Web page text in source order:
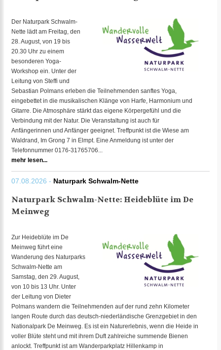
Der Naturpark Schwalm-
Nette lädt am Freitag, den
28. August, von 19 bis
20.30 Uhr zu einem
besonderen Yoga-
Workshop ein. Unter der
Leitung von Steffi und
Sebastian Polmans erleben die Teilnehmenden sanftes Yoga,
eingebettet in die musikalischen Klänge von Harfe, Harmonium und
Gitarre. Die Atmosphäre stärkt das eigene Körpergefühl und die
Verbindung mit der Natur. Die Veranstaltung ist auch für
Anfängerinnen und Anfänger geeignet. Treffpunkt ist die Wiese am
Waldrand, Im Grong 7 in Elmpt. Eine Anmeldung ist unter der
Telefonnummer 0176-31765706...
mehr lesen...
07.08.2026 - Naturpark Schwalm-Nette
Naturpark Schwalm-Nette: Heideblüte im De
Meinweg
Zur Heideblüte im De
Meinweg führt eine
Wanderung des Naturparks
Schwalm-Nette am
Samstag, den 29. August,
von 10 bis 13 Uhr. Unter
der Leitung von Dieter
Polmans wandern die Teilnehmenden auf der rund zehn Kilometer
langen Route durch das deutsch-niederländische Grenzgebiet in den
Nationalpark De Meinweg. Es ist ein Naturerlebnis, wenn die Heide in
voller Blüte steht und mit ihrem Duft zahlreiche summende Bienen
anlockt. Treffpunkt ist am Wanderparkplatz Hillenkamp in